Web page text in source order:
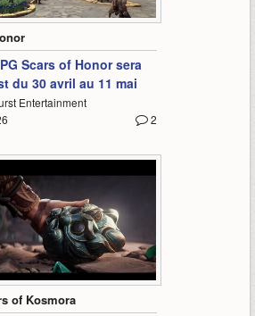
0:54
Scars of Honor sera
du 30 avril au 11 mai
Entertainment
2
2:34
of Kosmora